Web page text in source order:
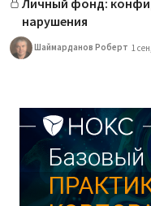
нарушения
Шаймарданов Роберт 1